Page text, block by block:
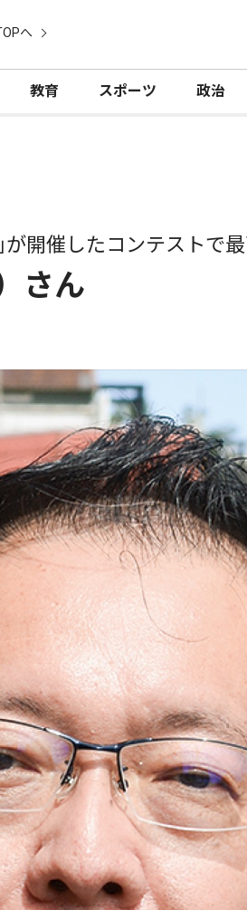
へ
教育 スポーツ 政治
開催したコンテストで
さん